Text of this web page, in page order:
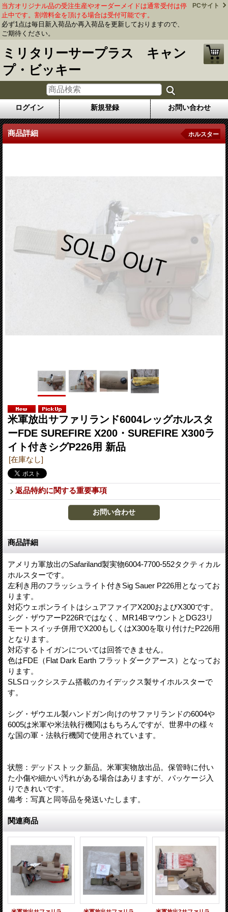
当方オリジナル品の受注生産やオーダーメイドは通常受付は停
止中です。割増料金を頂ける場合は受付可能です。
必ず1点は毎日新入荷品か再入荷品を更新しておりますので、
ご期待ください。
PCサイト
ミリタリーサープラス キャン
プ・ビッキー
ログイン 新規登録 お問い合わせ
商品詳細 ホルスター
米軍放出サファリランド6004レッグホルスタ
ーFDE SUREFIRE X200・SUREFIRE X300ラ
イト付きシグP226用 新品
[在庫なし]
返品特約に関する重要事項
商品詳細
アメリカ軍放出のSafariland製実物6004-7700-552タクティカル
ホルスターです。
左利き用のフラッシュライト付きSig Sauer P226用となってお
ります。
対応ウェポンライトはシュアファイアX200およびX300です。
シグ・ザウアーP226Rではなく、MR14BマウントとDG23リ
モートスイッチ併用でX200もしくはX300を取り付けたP226用
となります。
対応するトイガンについては回答できません。
色はFDE（Flat Dark Earth フラットダークアース）となってお
ります。
SLSロックシステム搭載のカイデックス製サイホルスターで
す。
シグ・ザウエル製ハンドガン向けのサファリランドの6004や
6005は米軍や米法執行機関はもちろんですが、世界中の様々
な国の軍・法執行機関で使用されています。
状態：デッドストック新品。米軍実物放出品。保管時に付い
た小傷や細かい汚れがある場合はありますが、パッケージ入
りできれいです。
備考：写真と同等品を発送いたします。
関連商品